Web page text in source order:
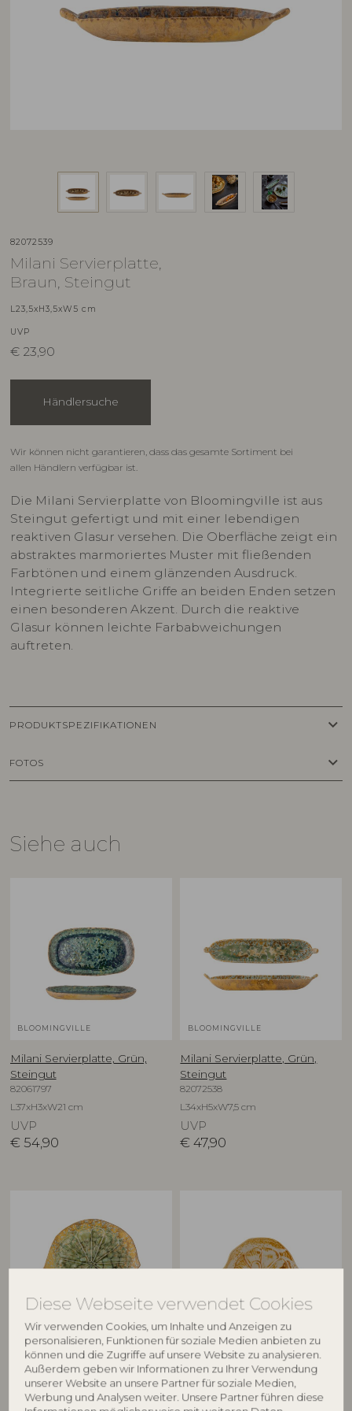
Diese Webseite verwendet Cookies
Wir verwenden Cookies, um Inhalte und Anzeigen zu
personalisieren, Funktionen für soziale Medien anbieten zu
können und die Zugriffe auf unsere Website zu analysieren.
Außerdem geben wir Informationen zu Ihrer Verwendung
unserer Website an unsere Partner für soziale Medien,
Werbung und Analysen weiter. Unsere Partner führen diese
82072539
Milani Servierplatte,
Braun, Steingut
L23,5xH3,5xW5 cm
UVP
€ 23,90
Händlersuche
Wir können nicht garantieren, dass das gesamte Sortiment bei
allen Händlern verfügbar ist.
Die Milani Servierplatte von Bloomingville ist aus
Steingut gefertigt und mit einer lebendigen
reaktiven Glasur versehen. Die Oberfläche zeigt ein
abstraktes marmoriertes Muster mit fließenden
Farbtönen und einem glänzenden Ausdruck.
Integrierte seitliche Griffe an beiden Enden setzen
einen besonderen Akzent. Durch die reaktive
Glasur können leichte Farbabweichungen
auftreten.
PRODUKTSPEZIFIKATIONEN keyboard_arrow_down
FOTOS keyboard_arrow_down
Siehe auch
BLOOMINGVILLE
Milani Servierplatte, Grün,
Steingut
82061797
L37xH3xW21 cm
UVP
€ 54,90
BLOOMINGVILLE
Milani Servierplatte, Grün,
Steingut
82072538
L34xH5xW7,5 cm
UVP
€ 47,90
BLOOMINGVILLE
Milani Servierplatte, Grün,
Steingut
82072540
CREATIVE COLLECTION
Golda Servierplatte, Braun,
Steingut
82072542